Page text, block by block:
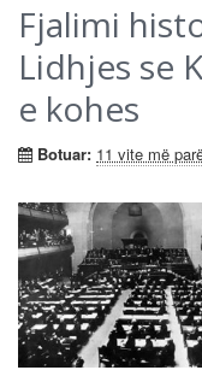
Fjalimi
Lidhjes se
e kohes
Botuar: 11 vite më